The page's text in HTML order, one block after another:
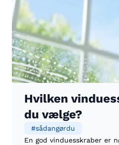
Hvilken
du vælge?
#sådangørdu
En god vinduesskraber er